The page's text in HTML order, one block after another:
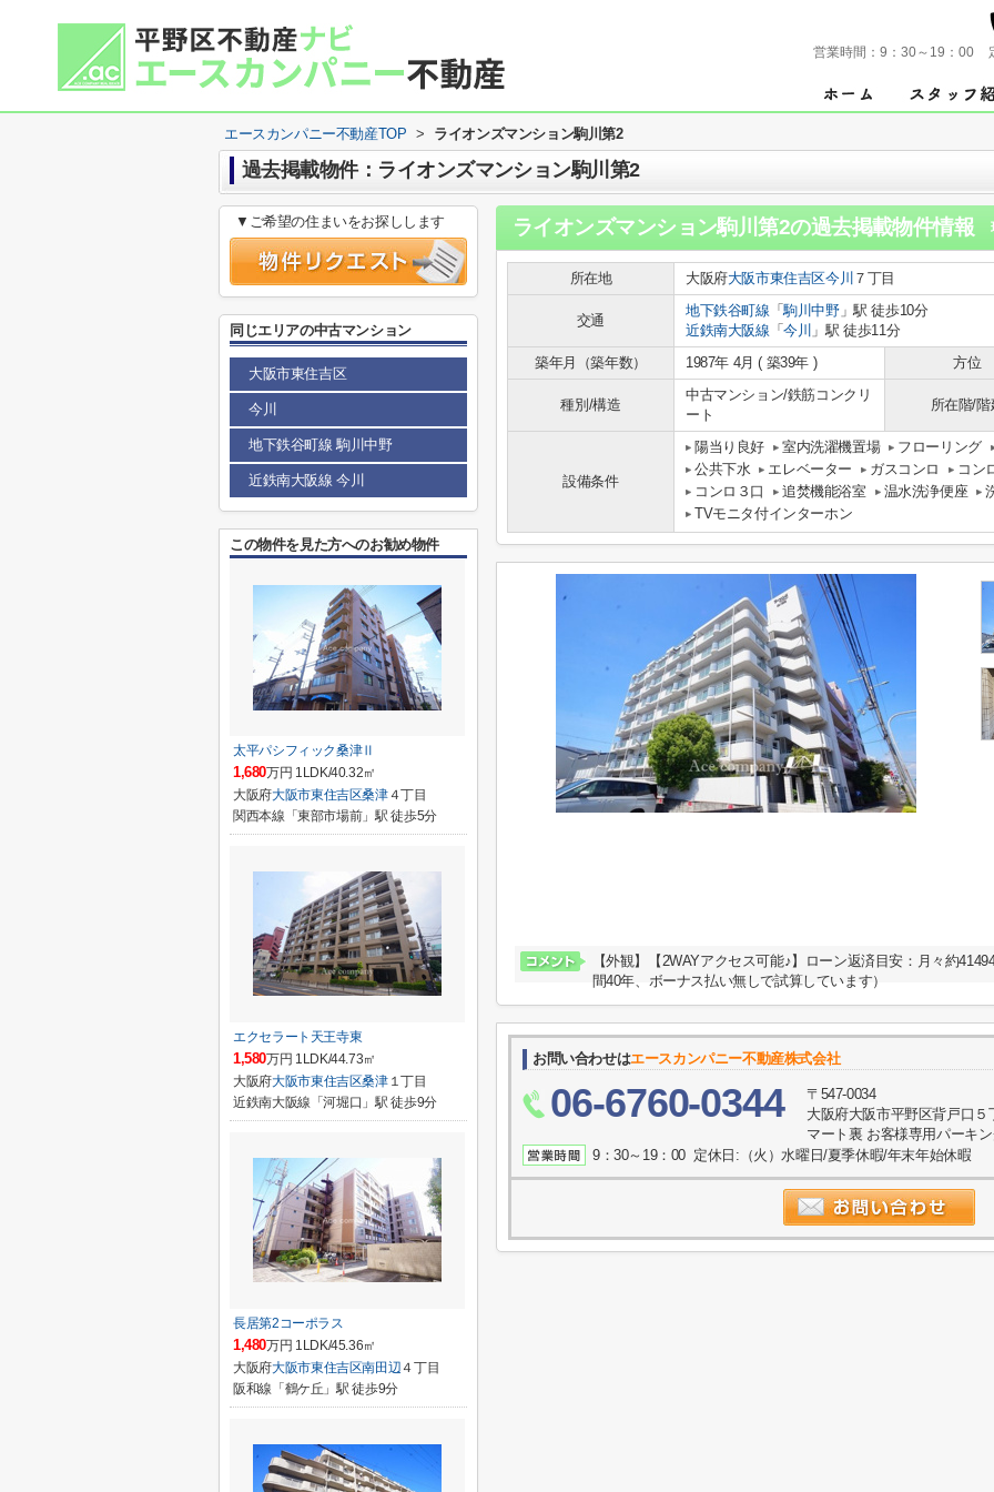
営業時間： 9：30～19：00
エースカンパニー不動産TOP > ライオンズマンション駒川第2
過去掲載物件：ライオンズマンション駒川第2
ライオンズマンション駒川第2の過去掲載物件情報
所在地 大阪府大阪市東住吉区今川 ７丁目
交通
地下鉄谷町線 「駒川中野」駅 徒歩10分
近鉄南大阪線 「今川 」駅 徒歩11分
築年月（築年数）
1987年 4月 ( 築39年 ) 方位
種別/構造
中古マンション/鉄筋コンクリ
ート
所在階/階
設備条件
陽当り良好 室内洗濯機置場
フローリング
公共下水
エレベーター ガスコンロ
コン
コンロ３口
追焚機能浴室 温水洗浄便座
TVモニタ付インターホン
【外観】【2WAYアクセス可能♪】ローン返済目安：月々約
間40年、ボーナス払い無しで試算しています）
お問い合わせはエースカンパニー不動産株式会社
06-6760-0344
〒547-0034
大阪府大阪市平野区背戸口
マート裏 お客様専用パーキ
9：30～19：00 定休日:（火）水曜日/夏季休暇/年末年始休暇
▼ご希望の住まいをお探しします
同じエリアの中古マンション
大阪市東住吉区
今川
地下鉄谷町線 駒川中野
近鉄南大阪線 今川
この物件を見た方へのお勧め物件
太平パシフィック桑津Ⅱ
1,680万円 1LDK/40.32㎡
大阪府大阪市東住吉区桑津４丁目
関西本線「東部市場前」駅 徒歩5分
エクセラート天王寺東
1,580万円 1LDK/44.73㎡
大阪府大阪市東住吉区桑津１丁目
近鉄南大阪線「河堀口」駅 徒歩9分
長居第2コーポラス
1,480万円 1LDK/45.36㎡
大阪府大阪市東住吉区南田辺４丁目
阪和線「鶴ケ丘」駅 徒歩9分